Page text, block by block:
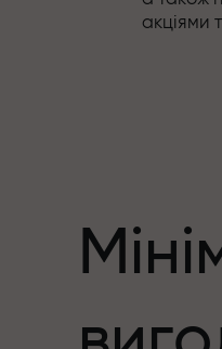
акціями
додає